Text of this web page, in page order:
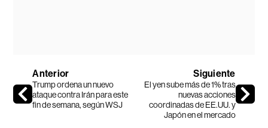
Anterior
Trump ordena un nuevo
ataque contra Irán para este
fin de semana, según WSJ
Siguiente
El yen sube más de 1% tras
nuevas acciones
coordinadas de EE.UU. y
Japón en el mercado